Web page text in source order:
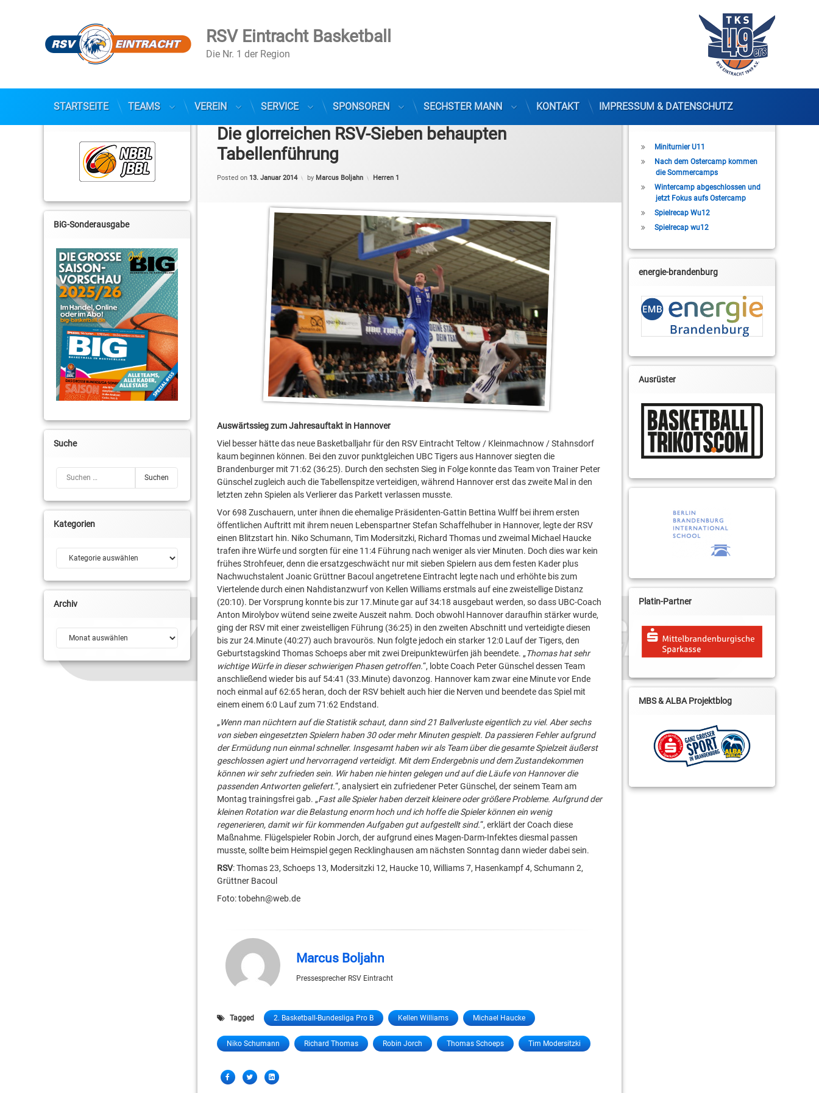
RSV Eintracht Basketball
Die Nr. 1 der Region
STARTSEITE TEAMS VEREIN SERVICE SPONSOREN SECHSTER MANN KONTAKT IMPRESSUM & DATENSCHUTZ
Die glorreichen RSV-Sieben behaupten
Tabellenführung
Posted on 13. Januar 2014 by Marcus Boljahn Categories:
Herren 1
Auswärtssieg zum Jahresauftakt in Hannover
Viel besser hätte das neue Basketballjahr für den RSV Eintracht Teltow / Kleinmachnow / Stahnsdorf
kaum beginnen können. Bei den zuvor punktgleichen UBC Tigers aus Hannover siegten die
Brandenburger mit 71:62 (36:25). Durch den sechsten Sieg in Folge konnte das Team von Trainer Peter
Günschel zugleich auch die Tabellenspitze verteidigen, während Hannover erst das zweite Mal in den
letzten zehn Spielen als Verlierer das Parkett verlassen musste.
Vor 698 Zuschauern, unter ihnen die ehemalige Präsidenten-Gattin Bettina Wulff bei ihrem ersten
öffentlichen Auftritt mit ihrem neuen Lebenspartner Stefan Schaffelhuber in Hannover, legte der RSV
einen Blitzstart hin. Niko Schumann, Tim Modersitzki, Richard Thomas und zweimal Michael Haucke
trafen ihre Würfe und sorgten für eine 11:4 Führung nach weniger als vier Minuten. Doch dies war kein
frühes Strohfeuer, denn die ersatzgeschwächt nur mit sieben Spielern aus dem festen Kader plus
Nachwuchstalent Joanic Grüttner Bacoul angetretene Eintracht legte nach und erhöhte bis zum
Viertelende durch einen Nahdistanzwurf von Kellen Williams erstmals auf eine zweistellige Distanz
(20:10). Der Vorsprung konnte bis zur 17.Minute gar auf 34:18 ausgebaut werden, so dass UBC-Coach
Anton Mirolybov wütend seine zweite Auszeit nahm. Doch obwohl Hannover daraufhin stärker wurde,
ging der RSV mit einer zweistelligen Führung (36:25) in den zweiten Abschnitt und verteidigte diesen
bis zur 24.Minute (40:27) auch bravourös. Nun folgte jedoch ein starker 12:0 Lauf der Tigers, den
Geburtstagskind Thomas Schoeps aber mit zwei Dreipunktewürfen jäh beendete. „Thomas hat sehr
wichtige Würfe in dieser schwierigen Phasen getroffen.“, lobte Coach Peter Günschel dessen Team
anschließend wieder bis auf 54:41 (33.Minute) davonzog. Hannover kam zwar eine Minute vor Ende
noch einmal auf 62:65 heran, doch der RSV behielt auch hier die Nerven und beendete das Spiel mit
einem einem 6:0 Lauf zum 71:62 Endstand.
„Wenn man nüchtern auf die Statistik schaut, dann sind 21 Ballverluste eigentlich zu viel. Aber sechs
von sieben eingesetzten Spielern haben 30 oder mehr Minuten gespielt. Da passieren Fehler aufgrund
der Ermüdung nun einmal schneller. Insgesamt haben wir als Team über die gesamte Spielzeit äußerst
geschlossen agiert und hervorragend verteidigt. Mit dem Endergebnis und dem Zustandekommen
können wir sehr zufrieden sein. Wir haben nie hinten gelegen und auf die Läufe von Hannover die
passenden Antworten geliefert.“, analysiert ein zufriedener Peter Günschel, der seinem Team am
Montag trainingsfrei gab. „Fast alle Spieler haben derzeit kleinere oder größere Probleme. Aufgrund der
kleinen Rotation war die Belastung enorm hoch und ich hoffe die Spieler können ein wenig
regenerieren, damit wir für kommenden Aufgaben gut aufgestellt sind.“, erklärt der Coach diese
Maßnahme. Flügelspieler Robin Jorch, der aufgrund eines Magen-Darm-Infektes diesmal passen
musste, sollte beim Heimspiel gegen Recklinghausen am nächsten Sonntag dann wieder dabei sein.
RSV: Thomas 23, Schoeps 13, Modersitzki 12, Haucke 10, Williams 7, Hasenkampf 4, Schumann 2,
Grüttner Bacoul
Foto: tobehn@web.de
Marcus Boljahn
Pressesprecher RSV Eintracht
Tagged 2. Basketball-Bundesliga Pro B Kellen Williams Michael Haucke
Niko Schumann Richard Thomas Robin Jorch Thomas Schoeps Tim Modersitzki
ShareFacebookTwitterLinkedIn
BiG-Sonderausgabe
Suche
Kategorien
Kategorien
Archiv
Archiv
Miniturnier U11
Nach dem Ostercamp kommen
die Sommercamps
Wintercamp abgeschlossen und
jetzt Fokus aufs Ostercamp
Spielrecap Wu12
Spielrecap wu12
energie-brandenburg
Ausrüster
Platin-Partner
MBS & ALBA Projektblog